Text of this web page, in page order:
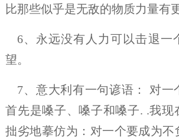
比那些似乎是无敌的物质力量有
6、永远没有人力可以击退一
望。
7、意大利有一句谚语： 对一
首先是嗓子、嗓子和嗓子. .我现
拙劣地摹仿为：对一个要成为不